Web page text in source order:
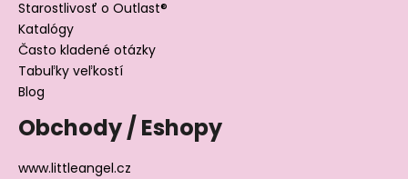
Starostlivosť o Outlast®
Katalógy
Často kladené otázky
Tabuľky veľkostí
Blog
Obchody / Eshopy
www.littleangel.cz